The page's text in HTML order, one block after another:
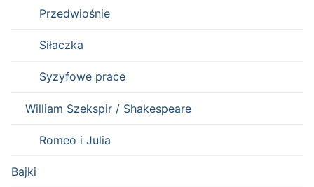
Przedwiośnie
Siłaczka
Syzyfowe prace
William Szekspir / Shakespeare
Romeo i Julia
Bajki